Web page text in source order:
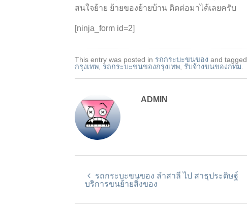
สนใจย้าย ย้ายของย้ายบ้าน ติดต่อมาได้เลยครับ
[ninja_form id=2]
This entry was posted in รถกระบะขนของ and tagged
กรุงเทพ รถกระบะขนของกรุงเทพ รับจ้างขนของกทม
ADMIN
รถกระบะขนของ ลำสาลี ไป สาธุประดิษฐ์
บริการขนย้ายสิ่งของ